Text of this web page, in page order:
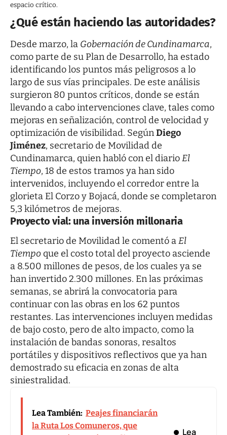
espacio crítico.
¿Qué están haciendo las autoridades?
Desde marzo, la Gobernación de Cundinamarca,
como parte de su Plan de Desarrollo, ha estado
identificando los puntos más peligrosos a lo
largo de sus vías principales. De este análisis
surgieron 80 puntos críticos, donde se están
llevando a cabo intervenciones clave, tales como
mejoras en señalización, control de velocidad y
optimización de visibilidad. SegúnDiego
Jiménez, secretario de Movilidad de
Cundinamarca, quien habló con el diarioEl
Tiempo, 18 de estos tramos ya han sido
intervenidos, incluyendo el corredor entre la
glorieta El Corzo y Bojacá, donde se completaron
5,3 kilómetros de mejoras.
Proyecto vial: una inversión millonaria
El secretario de Movilidad le comentó aEl
Tiempoque el costo total del proyecto asciende
a 8.500 millones de pesos, de los cuales ya se
han invertido 2.300 millones. En las próximas
semanas, se abrirá la convocatoria para
continuar con las obras en los 62 puntos
restantes. Las intervenciones incluyen medidas
de bajo costo, pero de alto impacto, como la
instalación de bandas sonoras, resaltos
portátiles y dispositivos reflectivos que ya han
demostrado su eficacia en zonas de alta
siniestralidad.
Lea También: Peajes financiarán
la Ruta Los Comuneros, que
Lea